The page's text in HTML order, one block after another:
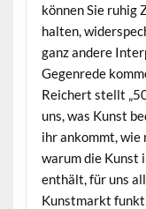
können Sie ruhig
halten,
ganz andere
Gegenrede
Reichert stellt
uns, was Kunst
ihr ankommt, wie
warum die Kunst
enthält, für uns
Kunstmarkt